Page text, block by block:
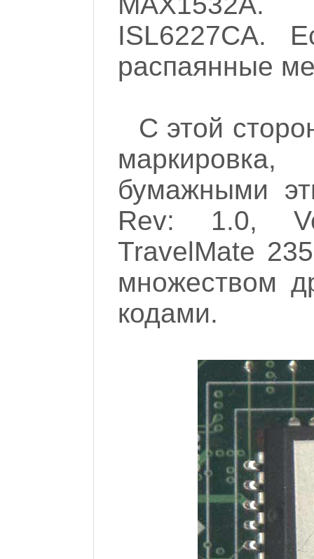
ISL6227CA.
распаянные
С этой
бумажными
Rev: 1.0,
TravelMate
множеством
кодами.